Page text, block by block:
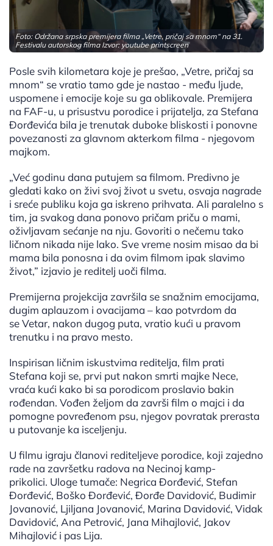
Foto: Održana srpska premijera filma „Vetre, pričaj sa mnom“ na 31.
Festivalu autorskog filma Izvor: youtube printscreen
Posle svih kilometara koje je prešao, „Vetre, pričaj sa
mnom“ se vratio tamo gde je nastao - među ljude,
uspomene i emocije koje su ga oblikovale. Premijera
na FAF-u, u prisustvu porodice i prijatelja, za Stefana
Đorđevića bila je trenutak duboke bliskosti i ponovne
povezanosti za glavnom akterkom filma - njegovom
majkom.
„Već godinu dana putujem sa filmom. Predivno je
gledati kako on živi svoj život u svetu, osvaja nagrade
i sreće publiku koja ga iskreno prihvata. Ali paralelno s
tim, ja svakog dana ponovo pričam priču o mami,
oživljavam sećanje na nju. Govoriti o nečemu tako
ličnom nikada nije lako. Sve vreme nosim misao da bi
mama bila ponosna i da ovim filmom ipak slavimo
život,” izjavio je reditelj uoči filma.
Premijerna projekcija završila se snažnim emocijama,
dugim aplauzom i ovacijama – kao potvrdom da
se Vetar, nakon dugog puta, vratio kući u pravom
trenutku i na pravo mesto.
Inspirisan ličnim iskustvima reditelja, film prati
Stefana koji se, prvi put nakon smrti majke Nece,
vraća kući kako bi sa porodicom proslavio bakin
rođendan. Vođen željom da završi film o majci i da
pomogne povređenom psu, njegov povratak prerasta
u putovanje ka isceljenju.
U filmu igraju članovi rediteljeve porodice, koji zajedno
rade na završetku radova na Necinoj kamp-
prikolici. Uloge tumače: Negrica Đorđević, Stefan
Đorđević, Boško Đorđević, Đorđe Davidović, Budimir
Jovanović, Ljiljana Jovanović, Marina Davidović, Vidak
Davidović, Ana Petrović, Jana Mihajlović, Jakov
Mihajlović i pas Lija.